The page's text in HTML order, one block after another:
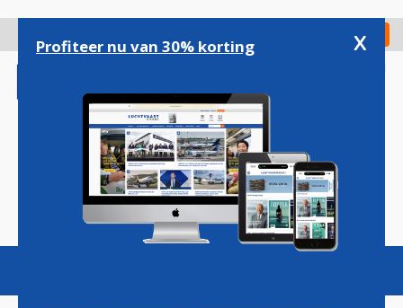
gaan
Check in
Magazine Podcasts Vacatures
Profiteer nu van 30% korting x